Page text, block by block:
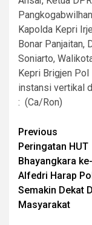
Kapolda Kepri
Bonar Panjaitan,
Soniarto,
Kepri Brigjen Pol
instansi vertikal
: (Ca/Ron)
Post
Previous
Peringatan HUT
Bhayangkara
Alfedri Harap
Semakin Dekat
Masyarakat